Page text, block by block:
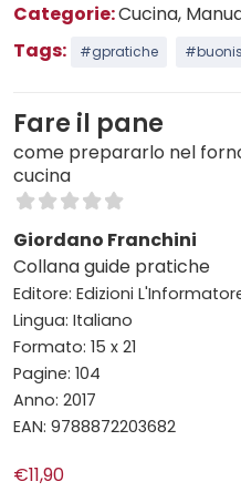
Categorie:Cucina,
Tags:
#gpratiche
Fare il pane
come prepararlo nel
cucina
Giordano Franchini
Collana guide pratiche
Editore: Edizioni
Lingua: Italiano
Formato: 15 x 21
Pagine: 104
Anno: 2017
EAN: 9788872203682
€11,90